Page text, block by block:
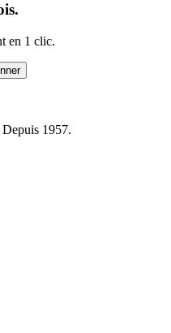
en 1 clic.
1957.